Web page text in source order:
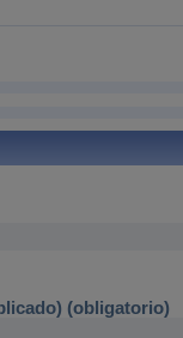
(obligatorio)